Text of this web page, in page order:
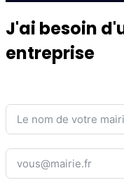
J'ai besoin
entreprise